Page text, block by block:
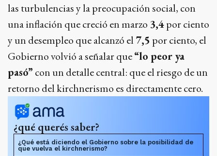
las turbulencias y la preocupación social, con
una inflación que creció en marzo 3,4por ciento
y un desempleo que alcanzó el 7,5 por ciento, el
Gobierno volvió a señalar que“lo peor ya
pasó” con un detalle central: que el riesgo de un
retorno del kirchnerismo es directamente cero.
¿qué querés saber?
¿Qué está diciendo el Gobierno sobre la posibilidad de
que vuelva el kirchnerismo?